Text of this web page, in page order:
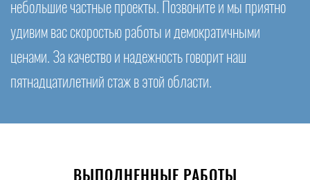
небольшие частные проекты. Позвоните и мы приятно
удивим вас скоростью работы и демократичными
ценами. За качество и надежность говорит наш
пятнадцатилетний стаж в этой области.
ВЫПОЛНЕННЫЕ РАБОТЫ